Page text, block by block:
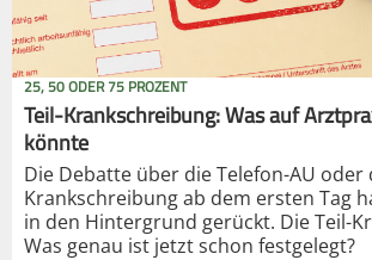
25, 50 ODER 75 PROZENT
Teil-Krankschreibung: Was auf
könnte
Die Debatte über die Telefon-AU oder
Krankschreibung ab dem ersten Tag
in den Hintergrund gerückt. Die Teil-
Was genau ist jetzt schon festgelegt?